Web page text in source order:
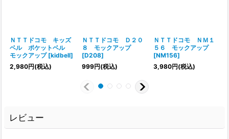
ＮＴＴドコモ キッズ
ベル ポケットベル
モックアップ [kidbell]
2,980円(税込)
ＮＴＴドコモ Ｄ２０
８ モックアップ
[D208]
999円(税込)
ＮＴＴドコモ ＮＭ１
５６ モックアップ
[NM156]
3,980円(税込)
レビュー